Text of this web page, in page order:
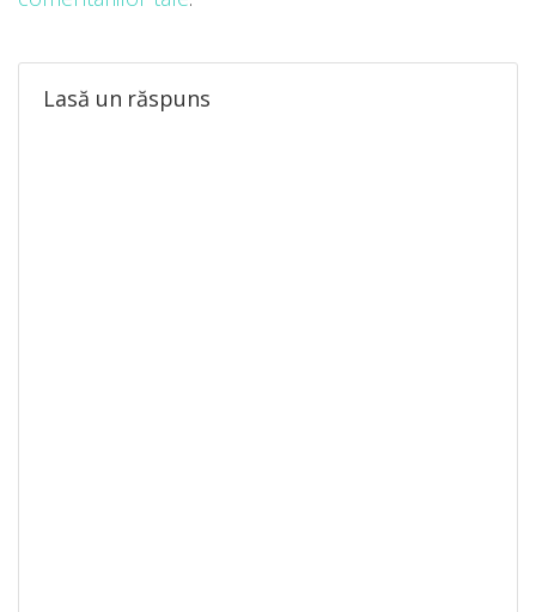
Lasă un răspuns